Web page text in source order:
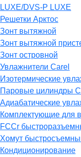
LUXE/DVS-P LUXE
Решетки Арктос
Зонт вытяжной
Зонт вытяжной
Зонт островной
Увлажнители Carel
Изотермические
Паровые цилиндры
Адиабатические
Комплектующие для
FCCr
Хомут
Кондиционирование